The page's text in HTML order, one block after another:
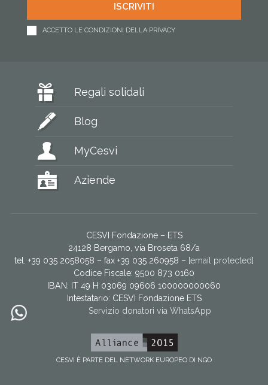
ACCETTO LE CONDIZIONI DELLA PRIVACY
Regali solidali
Blog
MyCesvi
Aziende
CESVI Fondazione – ETS
24128 Bergamo, via Broseta 68/a
tel. +39 035 2058058 – fax +39 035 260958 – [email protected]
Codice Fiscale: 9500 873 0160
IBAN: IT 49 H 03069 09606 100000000060
Intestatario: CESVI Fondazione ETS
Servizio donatori via WhatsApp
CESVI È PARTE DEL NETWORK EUROPEO DI NGO